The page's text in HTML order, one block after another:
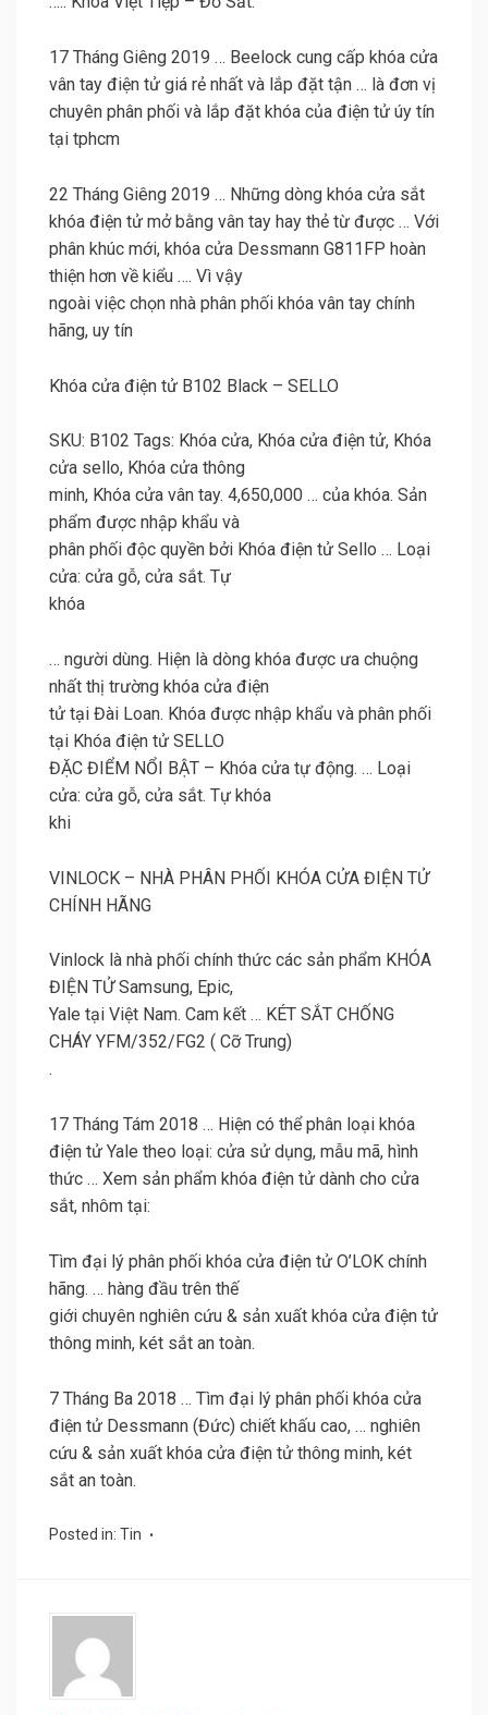
17 Tháng Giêng 2019 … Beelock cung cấp khóa cửa
vân tay điện tử giá rẻ nhất và lắp đặt tận … là đơn vị
chuyên phân phối và lắp đặt khóa của điện tử úy tín
tại tphcm
22 Tháng Giêng 2019 … Những dòng khóa cửa sắt
khóa điện tử mở bằng vân tay hay thẻ từ được … Với
phân khúc mới, khóa cửa Dessmann G811FP hoàn
thiện hơn về kiểu …. Vì vậy
ngoài việc chọn nhà phân phối khóa vân tay chính
hãng, uy tín
Khóa cửa điện tử B102 Black – SELLO
SKU: B102 Tags: Khóa cửa, Khóa cửa điện tử, Khóa
cửa sello, Khóa cửa thông
minh, Khóa cửa vân tay. 4,650,000 … của khóa. Sản
phẩm được nhập khẩu và
phân phối độc quyền bởi Khóa điện tử Sello … Loại
cửa: cửa gỗ, cửa sắt. Tự
khóa
… người dùng. Hiện là dòng khóa được ưa chuộng
nhất thị trường khóa cửa điện
tử tại Đài Loan. Khóa được nhập khẩu và phân phối
tại Khóa điện tử SELLO
ĐẶC ĐIỂM NỔI BẬT – Khóa cửa tự động. … Loại
cửa: cửa gỗ, cửa sắt. Tự khóa
khi
VINLOCK – NHÀ PHÂN PHỐI KHÓA CỬA ĐIỆN TỬ
CHÍNH HÃNG
Vinlock là nhà phối chính thức các sản phẩm KHÓA
ĐIỆN TỬ Samsung, Epic,
Yale tại Việt Nam. Cam kết … KÉT SẮT CHỐNG
CHÁY YFM/352/FG2 ( Cỡ Trung)
.
17 Tháng Tám 2018 … Hiện có thể phân loại khóa
điện tử Yale theo loại: cửa sử dụng, mẫu mã, hình
thức … Xem sản phẩm khóa điện tử dành cho cửa
sắt, nhôm tại:
Tìm đại lý phân phối khóa cửa điện tử O’LOK chính
hãng. … hàng đầu trên thế
giới chuyên nghiên cứu & sản xuất khóa cửa điện tử
thông minh, két sắt an toàn.
7 Tháng Ba 2018 … Tìm đại lý phân phối khóa cửa
điện tử Dessmann (Đức) chiết khấu cao, … nghiên
cứu & sản xuất khóa cửa điện tử thông minh, két
sắt an toàn.
Posted in: Tin